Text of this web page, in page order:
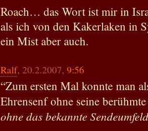
Roach… das Wort ist mir in
als ich von den Kakerlaken in
ein Mist aber auch.
Ralf, 20.2.2007, 9:56
“Zum ersten Mal konnte man
Ehrensenf ohne seine
ohne das bekannte